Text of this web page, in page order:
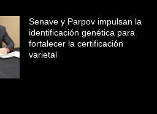
Senave y Parpov impulsan la
identificación genética para
fortalecer la certificación
varietal